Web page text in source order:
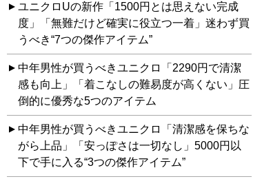
ユニクロUの新作「1500円とは思えない完成
度」「無難だけど確実に役立つ一着」迷わず買
うべき“7つの傑作アイテム”
中年男性が買うべきユニクロ「2290円で清潔
感も向上」「着こなしの難易度が高くない」圧
倒的に優秀な5つのアイテム
中年男性が買うべきユニクロ「清潔感を保ちな
がら上品」「安っぽさは一切なし」5000円以
下で手に入る“3つの傑作アイテム”